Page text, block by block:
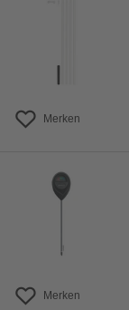
Merken
Merken